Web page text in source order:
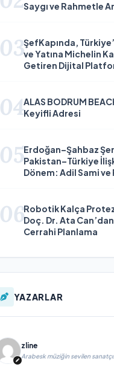
Saygı ve Rahmetle
03ŞefKapında,
ve Yatına Michelin
Getiren Dijital
04ALAS BODRUM
Keyifli Adresi
05Erdoğan–Şahbaz
Pakistan–Türkiye
Dönem: Adil Sami ve
06Robotik Kalça
Doç. Dr. Ata
Cerrahi Planlama
YAZARLAR
zline
Arabesk müziğin sevilen
yaşamını yitirdi